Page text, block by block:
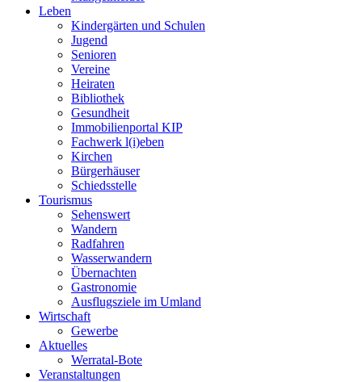
Leben
Kindergärten und Schulen
Jugend
Senioren
Vereine
Heiraten
Bibliothek
Gesundheit
Immobilienportal KIP
Fachwerk l(i)eben
Kirchen
Bürgerhäuser
Schiedsstelle
Tourismus
Sehenswert
Wandern
Radfahren
Wasserwandern
Übernachten
Gastronomie
Ausflugsziele im Umland
Wirtschaft
Gewerbe
Aktuelles
Werratal-Bote
Veranstaltungen